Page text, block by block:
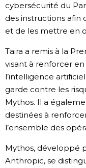
Tokyo
cybersécurité du
des instructions afin
et de les mettre en
Taira a remis à la
visant à renforcer
l’intelligence
garde contre les
Mythos. Il a
destinées à
l’ensemble des
Mythos, développé
Anthropic, se